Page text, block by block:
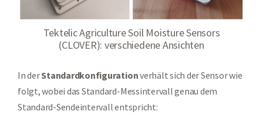
Tektelic Agriculture Soil Moisture Sensors
(CLOVER): verschiedene Ansichten
In derStandardkonfigurationverhält sich der Sensor wie
folgt, wobei das Standard-Messintervall genau dem
Standard-Sendeintervall entspricht: